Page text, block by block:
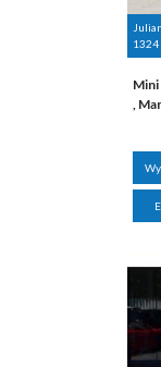
1324
Mini
,